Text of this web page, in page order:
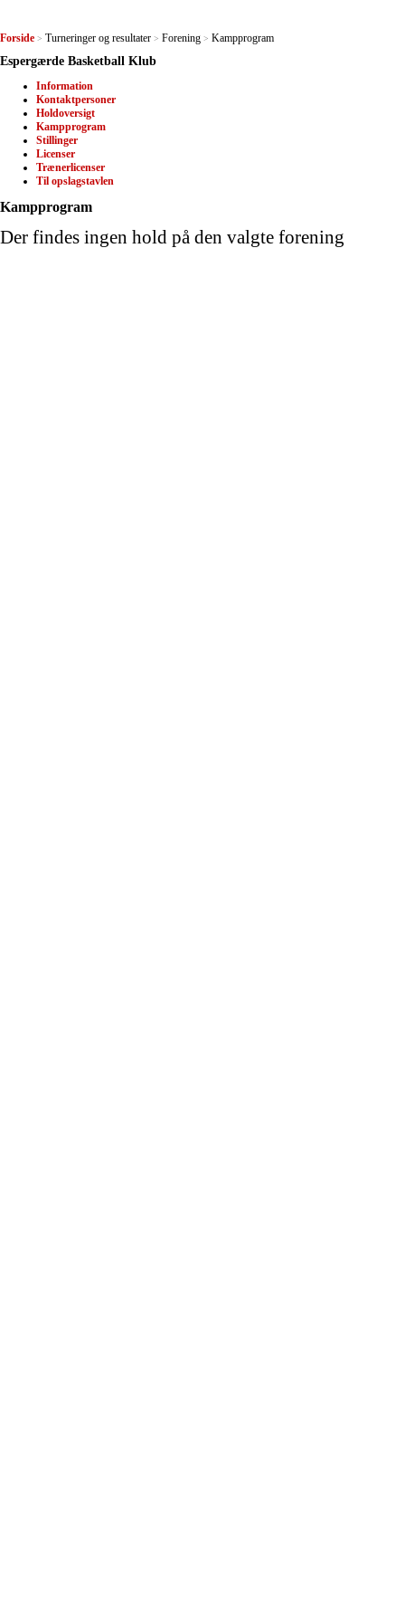
Forside > Turneringer og resultater > Forening > Kampprogram
Espergærde Basketball Klub
Information
Kontaktpersoner
Holdoversigt
Kampprogram
Stillinger
Licenser
Trænerlicenser
Til opslagstavlen
Kampprogram
Der findes ingen hold på den valgte forening